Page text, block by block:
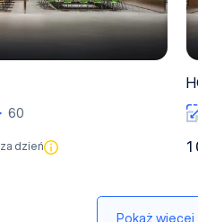
60
za dzień
Pokaż więcej